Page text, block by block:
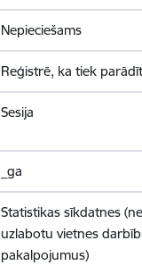
Nepieciešams
Reģistrē, ka tiek
Sesija
_ga
Statistikas sīkdatnes
uzlabotu vietnes
pakalpojumus)